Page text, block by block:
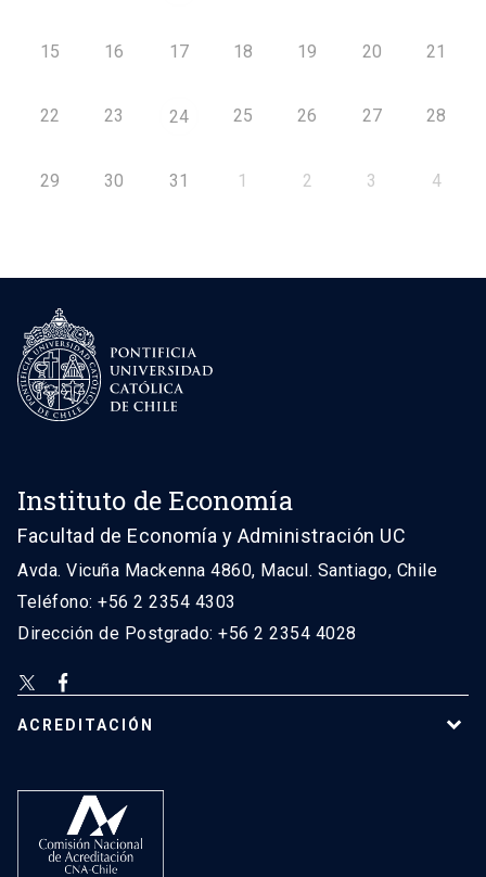
15 16 17 18 19 20 21
22 23 24 25 26 27 28
29 30 31 1 2 3 4
Instituto de Economía
Facultad de Economía y Administración UC
Avda. Vicuña Mackenna 4860, Macul. Santiago, Chile
Teléfono: +56 2 2354 4303
Dirección de Postgrado: +56 2 2354 4028
ACREDITACIÓN